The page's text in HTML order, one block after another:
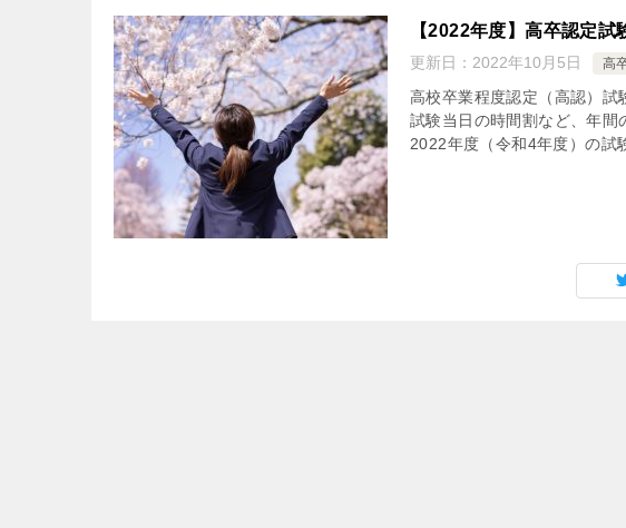
【2022年度】高卒認定
更新日： 2022年10月5日 高
高校卒業程度認定（高認）試
試験当日の時間割など、年間
2022年度（令和4年度）の